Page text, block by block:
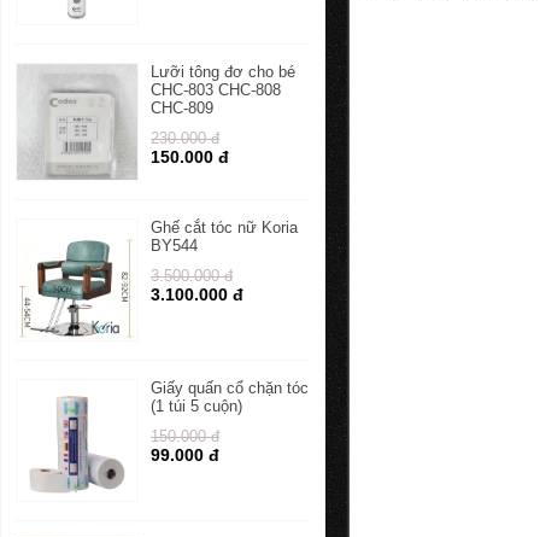
Lưỡi tông đơ cho bé
CHC-803 CHC-808
CHC-809
230.000 đ
150.000 đ
Ghế cắt tóc nữ Koria
BY544
3.500.000 đ
3.100.000 đ
Giấy quấn cổ chặn tóc
(1 túi 5 cuộn)
150.000 đ
99.000 đ